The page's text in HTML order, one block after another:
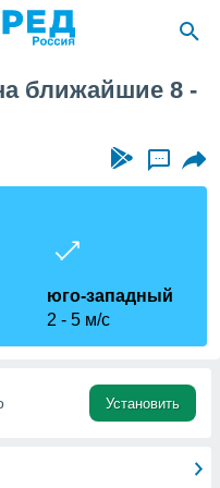
ближайшие 8 -
...
юго-западный
2
5 м/с
Установить